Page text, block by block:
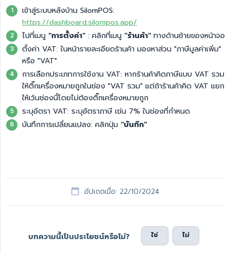
เข้าสู่ระบบหลังบ้าน SilomPOS:
https://dashboard.silompos.app/
ไปที่เมนู "การตั้งค่า" : คลิกที่เมนู "ร้านค้า" ทางด้านซ้ายของหน้าจอ
ตั้งค่า VAT: ในหน้ารายละเอียดร้านค้า มองหาส่วน "ภาษีมูลค่าเพิ่ม"
หรือ "VAT"
การเลือกประเภทการใช้งาน VAT: หากร้านค้าคิดภาษีแบบ VAT รวม
ให้ติ๊กเครื่องหมายถูกในช่อง "VAT รวม" แต่ถ้าร้านค้าคิด VAT แยก
ให้เว้นช่องนี้โดยไม่ต้องติ๊กเครื่องหมายถูก
ระบุอัตรา VAT: ระบุอัตราภาษี เช่น 7% ในช่องที่กำหนด
บันทึกการเปลี่ยนแปลง: คลิกปุ่ม "บันทึก"
อัปเดตเมื่อ: 22/10/2024
บทความนี้เป็นประโยชน์หรือไม่? ใช่ ไม่